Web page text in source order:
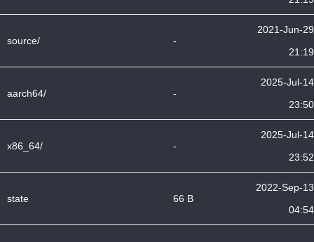
source/ -
2021-Jun-29
21:19
aarch64/ -
2025-Jul-14
23:50
x86_64/ -
2025-Jul-14
23:52
state 66 B
2022-Sep-13
04:54